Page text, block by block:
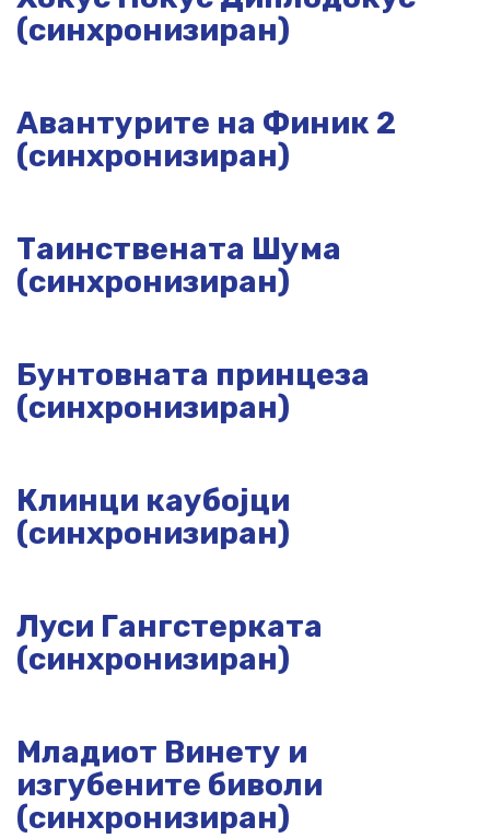
(синхронизиран)
Авантурите на Финик 2
(синхронизиран)
Таинствената Шума
(синхронизиран)
Бунтовната принцеза
(синхронизиран)
Клинци каубојци
(синхронизиран)
Луси Гангстерката
(синхронизиран)
Младиот Винету и
изгубените биволи
(синхронизиран)